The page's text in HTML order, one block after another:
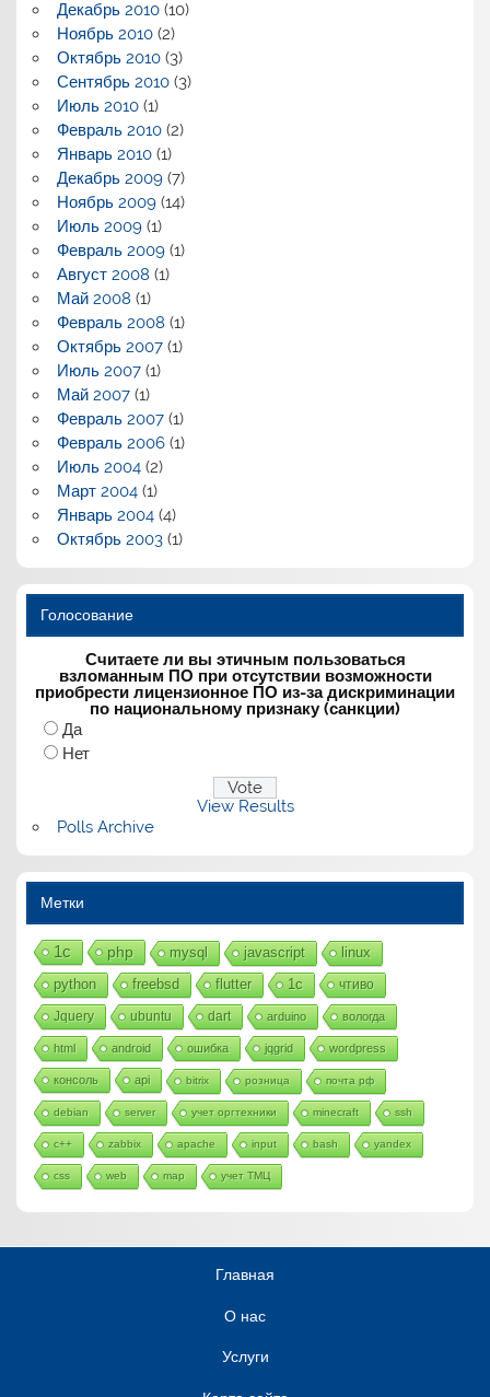
Декабрь 2010(10)
Ноябрь 2010(2)
Октябрь 2010(3)
Сентябрь 2010(3)
Июль 2010(1)
Февраль 2010(2)
Январь 2010(1)
Декабрь 2009(7)
Ноябрь 2009(14)
Июль 2009(1)
Февраль 2009(1)
Август 2008 (1)
Май 2008 (1)
Февраль 2008 (1)
Октябрь 2007(1)
Июль 2007(1)
Май 2007(1)
Февраль 2007(1)
Февраль 2006(1)
Июль 2004(2)
Март 2004(1)
Январь 2004(4)
Октябрь 2003(1)
Голосование
Считаете ли вы этичным пользоваться
взломанным ПО при отсутствии возможности
приобрести лицензионное ПО из-за дискриминации
по национальному признаку (санкции)
Да
Нет
View Results
Polls Archive
Метки
1с php mysql javascript linux
python freebsd flutter 1c чтиво
Jquery ubuntu dart arduino вологда
html android ошибка jqgrid wordpress
консоль api bitrix розница почта рф
debian server учет оргтехники minecraft ssh
c++ zabbix apache input bash yandex
css web map учет ТМЦ
Главная
О нас
Услуги